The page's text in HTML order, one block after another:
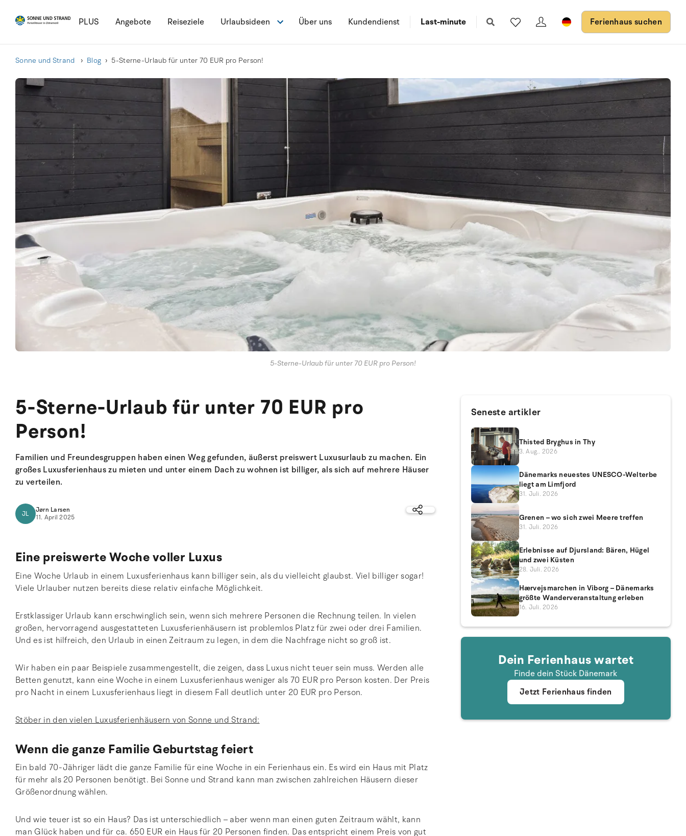
PLUS Angebote Reiseziele Urlaubsideen Über uns Kundendienst Last-minute Ferienhaus suchen
Sonne und Strand Blog 5-Sterne-Urlaub für unter 70 EUR pro Person!
5-Sterne-Urlaub für unter 70 EUR pro Person!
5-Sterne-Urlaub für unter 70 EUR pro
Person!
Familien und Freundesgruppen haben einen Weg gefunden, äußerst preiswert Luxusurlaub zu machen. Ein
großes Luxusferienhaus zu mieten und unter einem Dach zu wohnen ist billiger, als sich auf mehrere Häuser
zu verteilen.
JL
Jørn Larsen
11. April 2025
Eine preiswerte Woche voller Luxus
Eine Woche Urlaub in einem Luxusferienhaus kann billiger sein, als du vielleicht glaubst. Viel billiger sogar!
Viele Urlauber nutzen bereits diese relativ einfache Möglichkeit.
Erstklassiger Urlaub kann erschwinglich sein, wenn sich mehrere Personen die Rechnung teilen. In vielen
großen, hervorragend ausgestatteten Luxusferienhäusern ist problemlos Platz für zwei oder drei Familien.
Und es ist hilfreich, den Urlaub in einen Zeitraum zu legen, in dem die Nachfrage nicht so groß ist.
Wir haben ein paar Beispiele zusammengestellt, die zeigen, dass Luxus nicht teuer sein muss. Werden alle
Betten genutzt, kann eine Woche in einem Luxusferienhaus weniger als 70 EUR pro Person kosten. Der Preis
pro Nacht in einem Luxusferienhaus liegt in diesem Fall deutlich unter 20 EUR pro Person.
Stöber in den vielen Luxusferienhäusern von Sonne und Strand:
Wenn die ganze Familie Geburtstag feiert
Ein bald 70-Jähriger lädt die ganze Familie für eine Woche in ein Ferienhaus ein. Es wird ein Haus mit Platz
für mehr als 20 Personen benötigt. Bei Sonne und Strand kann man zwischen zahlreichen Häusern dieser
Größenordnung wählen.
Und wie teuer ist so ein Haus? Das ist unterschiedlich – aber wenn man einen guten Zeitraum wählt, kann
man Glück haben und für ca. 650 EUR ein Haus für 20 Personen finden. Das entspricht einem Preis von gut
Seneste artikler
Thisted Bryghus in Thy
3. Aug.. 2026
Dänemarks neuestes UNESCO-Welterbe
liegt am Limfjord
31. Juli. 2026
Grenen – wo sich zwei Meere treffen
31. Juli. 2026
Erlebnisse auf Djursland: Bären, Hügel
und zwei Küsten
28. Juli. 2026
Hærvejsmarchen in Viborg – Dänemarks
größte Wanderveranstaltung erleben
16. Juli. 2026
Dein Ferienhaus wartet
Finde dein Stück Dänemark
Jetzt Ferienhaus finden